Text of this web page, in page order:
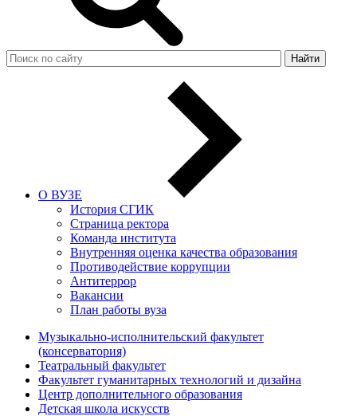
Найти
О ВУЗЕ
История СГИК
Страница ректора
Команда института
Внутренняя оценка качества образования
Противодействие коррупции
Антитеррор
Вакансии
План работы вуза
Музыкально-исполнительский факультет
(консерватория)
Театральный факультет
Факультет гуманитарных технологий и дизайна
Центр дополнительного образования
Детская школа искусств